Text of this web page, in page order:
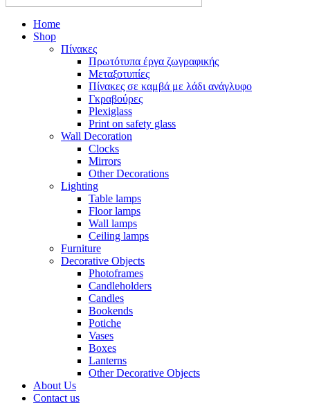
Home
Shop
Πίνακες
Πρωτότυπα έργα ζωγραφικής
Μεταξοτυπίες
Πίνακες σε καμβά με λάδι ανάγλυφο
Γκραβούρες
Plexiglass
Print on safety glass
Wall Decoration
Clocks
Mirrors
Other Decorations
Lighting
Table lamps
Floor lamps
Wall lamps
Ceiling lamps
Furniture
Decorative Objects
Photoframes
Candleholders
Candles
Bookends
Potiche
Vases
Boxes
Lanterns
Other Decorative Objects
About Us
Contact us